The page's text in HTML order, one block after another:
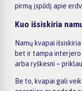
pirmą įspūdį apie
Kuo išsiskiria
Namų kvapai
bet ir tampa interjero
arba ryškesni –
Be to, kvapai gali